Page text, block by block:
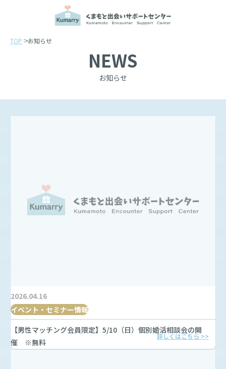
TOP お知らせ
NEWS
お知らせ
2026.04.16
イベント・セミナー情報
【男性マッチング会員限定】5/10（日）個別婚活相談会の開
催 ※無料
詳しくはこちら >>